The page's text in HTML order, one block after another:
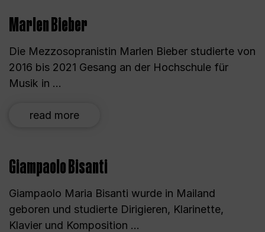
Marlen Bieber
Die Mezzosopranistin Marlen Bieber studierte von
2016 bis 2021 Gesang an der Hochschule für
Musik in ...
read more
Giampaolo Bisanti
Giampaolo Maria Bisanti wurde in Mailand
geboren und studierte Dirigieren, Klarinette,
Klavier und Komposition ...